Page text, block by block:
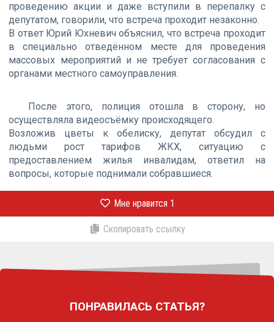
проведению акции и даже вступили в перепалку с
депутатом, говорили, что встреча проходит незаконно.
В ответ Юрий Юхневич объяснил, что встреча проходит
в специально отведённом месте для проведения
массовых мероприятий и не требует согласования с
органами местного самоуправления.
После этого, полиция отошла в сторону, но
осуществляла видеосъёмку происходящего.
Возложив цветы к обелиску, депутат обсудил с
людьми рост тарифов ЖКХ, ситуацию с
предоставлением жилья инвалидам, ответил на
вопросы, которые поднимали собравшиеся.
Мне нравится 1
Скопировать ссылку
ПОНРАВИЛАСЬ СТАТЬЯ?